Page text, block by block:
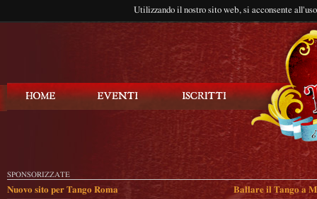
Utilizzando il nostro sito web, si acconsente
SPONSORIZZATE
Nuovo sito per Tango Roma Ballare il Tango a